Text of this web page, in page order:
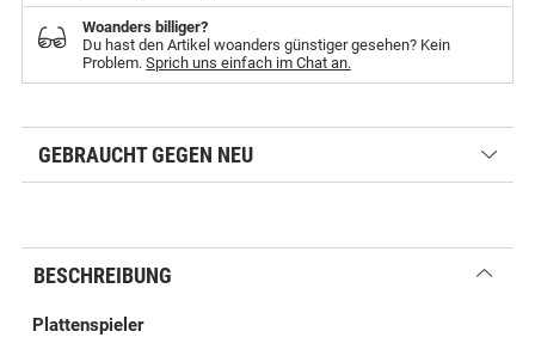
Woanders billiger?
Du hast den Artikel woanders günstiger gesehen? Kein
Problem. Sprich uns einfach im Chat an.
GEBRAUCHT GEGEN NEU
BESCHREIBUNG
Plattenspieler